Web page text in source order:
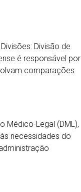
Divisão de
é responsável por
comparações
Médico-Legal (DML),
necessidades do